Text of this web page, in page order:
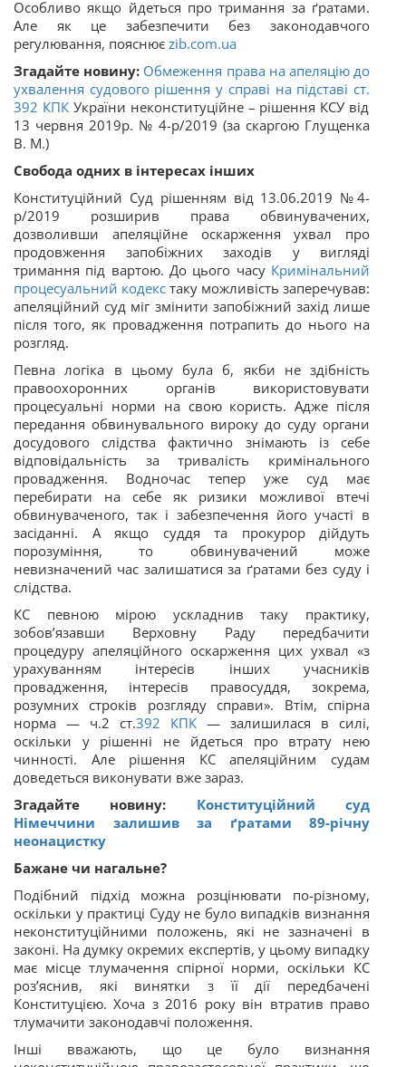
Особливо якщо йдеться про тримання за ґратами.
Але як це забезпечити без законодавчого
регулювання, пояснює zib.com.ua
Згадайте новину: Обмеження права на апеляцію до
ухвалення судового рішення у справі на підставі ст.
392 КПКУкраїни неконституційне – рішення КСУ від
13 червня 2019р. № 4-p/2019 (за скаргою Глущенка
В. М.)
Свобода одних в інтересах інших
Конституційний Суд рішенням від 13.06.2019 №4-
р/2019 розширив права обвинувачених,
дозволивши апеляційне оскарження ухвал про
продовження запобіжних заходів у вигляді
тримання під вартою. До цього часу Кримінальний
процесуальний кодекс таку можливість заперечував:
апеляційний суд міг змінити запобіжний захід лише
після того, як провадження потрапить до нього на
розгляд.
Певна логіка в цьому була б, якби не здібність
правоохоронних органів використовувати
процесуальні норми на свою користь. Адже після
передання обвинувального вироку до суду органи
досудового слідства фактично знімають із себе
відповідальність за тривалість кримінального
провадження. Водночас тепер уже суд має
перебирати на себе як ризики можливої втечі
обвинуваченого, так і забезпечення його участі в
засіданні. А якщо суддя та прокурор дійдуть
порозуміння, то обвинувачений може
невизначений час залишатися за ґратами без суду і
слідства.
КС певною мірою ускладнив таку практику,
зобов’язавши Верховну Раду передбачити
процедуру апеляційного оскарження цих ухвал «з
урахуванням інтересів інших учасників
провадження, інтересів правосуддя, зокрема,
розумних строків розгляду справи». Втім, спірна
норма — ч.2 ст.392 КПК — залишилася в силі,
оскільки у рішенні не йдеться про втрату нею
чинності. Але рішення КС апеляційним судам
доведеться виконувати вже зараз.
Згадайте новину: Конституційний суд
Німеччини залишив за ґратами 89-річну
неонацистку
Бажане чи нагальне?
Подібний підхід можна розцінювати по-різному,
оскільки у практиці Суду не було випадків визнання
неконституційними положень, які не зазначені в
законі. На думку окремих експертів, у цьому випадку
має місце тлумачення спірної норми, оскільки КС
роз’яснив, які винятки з її дії передбачені
Конституцією. Хоча з 2016 року він втратив право
тлумачити законодавчі положення.
Інші вважають, що це було визнання